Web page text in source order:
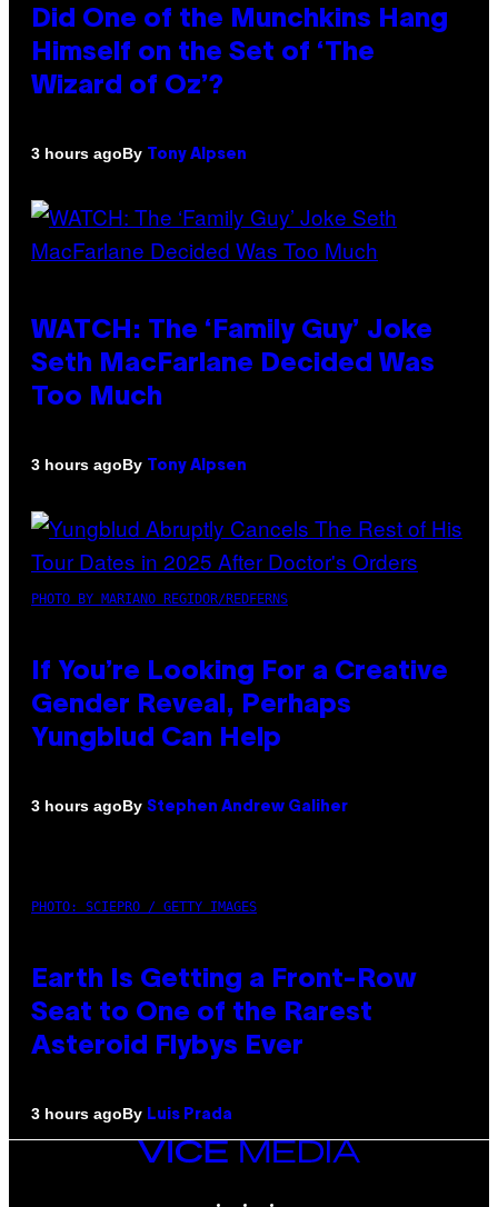
Did One of the Munchkins Hang
Himself on the Set of ‘The
Wizard of Oz’?
3 hours agoBy Tony Alpsen
WATCH: The ‘Family Guy’ Joke
Seth MacFarlane Decided Was
Too Much
3 hours agoBy Tony Alpsen
PHOTO BY MARIANO REGIDOR/REDFERNS
If You’re Looking For a Creative
Gender Reveal, Perhaps
Yungblud Can Help
3 hours agoBy Stephen Andrew Galiher
PHOTO: SCIEPRO / GETTY IMAGES
Earth Is Getting a Front-Row
Seat to One of the Rarest
Asteroid Flybys Ever
3 hours agoBy Luis Prada
VICE
MEDIA